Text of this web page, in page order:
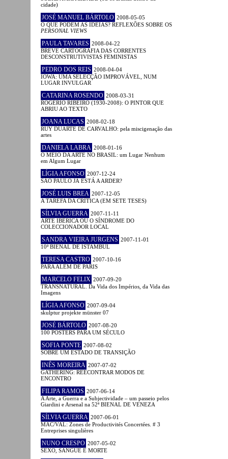
cidade)
JOSÉ MANUEL BÁRTOLO 2008-05-05
O QUE PODEM AS IDEIAS? REFLEXÕES SOBRE OS
PERSONAL VIEWS
PAULA TAVARES 2008-04-22
BREVE CARTOGRAFIA DAS CORRENTES
DESCONSTRUTIVISTAS FEMINISTAS
PEDRO DOS REIS 2008-04-04
IOWA: UMA SELECÇÃO IMPROVÁVEL, NUM
LUGAR INVULGAR
CATARINA ROSENDO 2008-03-31
ROGÉRIO RIBEIRO (1930-2008): O PINTOR QUE
ABRIU AO TEXTO
JOANA LUCAS 2008-02-18
RUY DUARTE DE CARVALHO: pela miscigenação das
artes
DANIELA LABRA 2008-01-16
O MEIO DA ARTE NO BRASIL: um Lugar Nenhum
em Algum Lugar
LÍGIA AFONSO 2007-12-24
SÃO PAULO JÁ ESTÁ A ARDER?
JOSÉ LUIS BREA 2007-12-05
A TAREFA DA CRÍTICA (EM SETE TESES)
SÍLVIA GUERRA 2007-11-11
ARTE IBÉRICA OU O SÍNDROME DO
COLECCIONADOR LOCAL
SANDRA VIEIRA JURGENS 2007-11-01
10ª BIENAL DE ISTAMBUL
TERESA CASTRO 2007-10-16
PARA ALÉM DE PARIS
MARCELO FELIX 2007-09-20
TRANSNATURAL. Da Vida dos Impérios, da Vida das
Imagens
LÍGIA AFONSO 2007-09-04
skulptur projekte münster 07
JOSÉ BÁRTOLO 2007-08-20
100 POSTERS PARA UM SÉCULO
SOFIA PONTE 2007-08-02
SOBRE UM ESTADO DE TRANSIÇÃO
INÊS MOREIRA 2007-07-02
GATHERING: REECONTRAR MODOS DE
ENCONTRO
FILIPA RAMOS 2007-06-14
A Arte, a Guerra e a Subjectividade – um passeio pelos
Giardini e Arsenal na 52ª BIENAL DE VENEZA
SÍLVIA GUERRA 2007-06-01
MAC/VAL: Zones de Productivités Concertées. # 3
Entreprises singulières
NUNO CRESPO 2007-05-02
SEXO, SANGUE E MORTE